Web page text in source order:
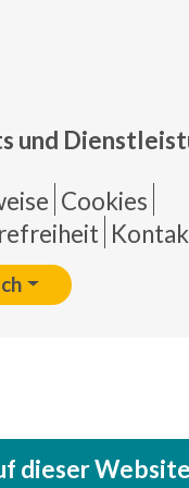
und
de
Cookies
dieser